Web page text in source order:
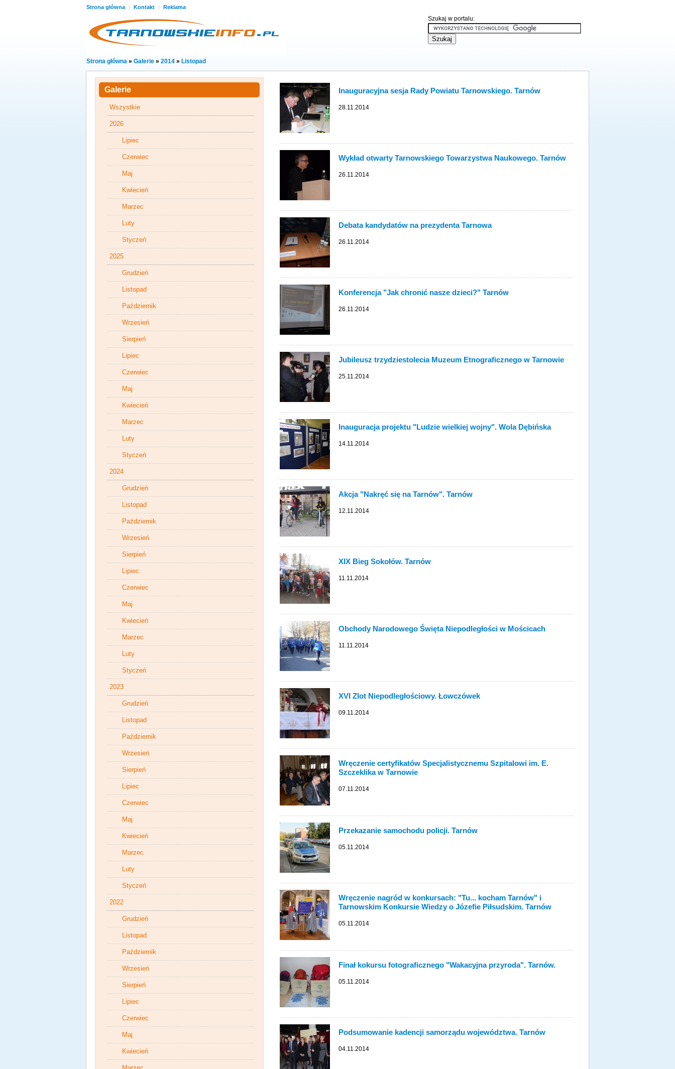
Strona główna | Kontakt | Reklama
Szukaj w portalu:
Strona główna » Galerie » 2014 » Listopad
Inauguracyjna sesja Rady Powiatu Tarnowskiego. Tarnów
28.11.2014
Wykład otwarty Tarnowskiego Towarzystwa Naukowego. Tarnów
26.11.2014
Debata kandydatów na prezydenta Tarnowa
26.11.2014
Konferencja "Jak chronić nasze dzieci?" Tarnów
26.11.2014
Jubileusz trzydziestolecia Muzeum Etnograficznego w Tarnowie
25.11.2014
Inauguracja projektu "Ludzie wielkiej wojny". Wola Dębińska
14.11.2014
Akcja "Nakręć się na Tarnów". Tarnów
12.11.2014
XIX Bieg Sokołów. Tarnów
11.11.2014
Obchody Narodowego Święta Niepodległości w Mościcach
11.11.2014
XVI Zlot Niepodległościowy. Łowczówek
09.11.2014
Wręczenie certyfikatów Specjalistycznemu Szpitalowi im. E.
Szczeklika w Tarnowie
07.11.2014
Przekazanie samochodu policji. Tarnów
05.11.2014
Wręczenie nagród w konkursach: "Tu... kocham Tarnów" i
Tarnowskim Konkursie Wiedzy o Józefie Piłsudskim. Tarnów
05.11.2014
Finał kokursu fotograficznego "Wakacyjna przyroda". Tarnów.
05.11.2014
Podsumowanie kadencji samorządu województwa. Tarnów
04.11.2014
Galerie
Wszystkie
2026
Lipiec
Czerwiec
Maj
Kwiecień
Marzec
Luty
Styczeń
2025
Grudzień
Listopad
Październik
Wrzesień
Sierpień
Lipiec
Czerwiec
Maj
Kwiecień
Marzec
Luty
Styczeń
2024
Grudzień
Listopad
Październik
Wrzesień
Sierpień
Lipiec
Czerwiec
Maj
Kwiecień
Marzec
Luty
Styczeń
2023
Grudzień
Listopad
Październik
Wrzesień
Sierpień
Lipiec
Czerwiec
Maj
Kwiecień
Marzec
Luty
Styczeń
2022
Grudzień
Listopad
Październik
Wrzesień
Sierpień
Lipiec
Czerwiec
Maj
Kwiecień